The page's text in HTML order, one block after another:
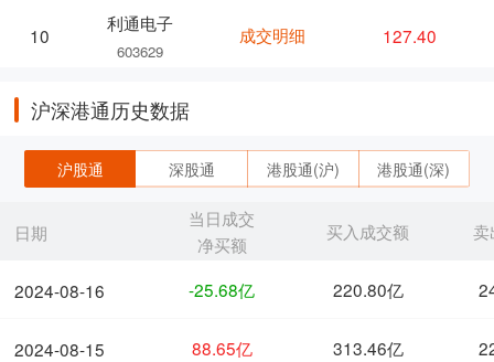
10
利通电子
603629
成交明细 127.40
沪深港通历史数据
沪股通 深股通 港股通(沪) 港股通(深)
日期
2024-08-16
2024-08-15
当日成交
净买额
买入成交额 卖
-25.68亿 220.80亿
88.65亿 313.46亿